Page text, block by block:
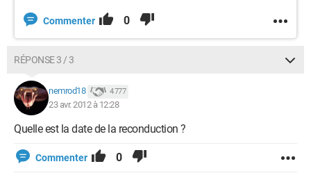
Commenter 0
RÉPONSE 3 / 3
nemrod18 4 777
23 avr. 2012 à 12:28
Quelle est la date de la reconduction ?
Commenter 0